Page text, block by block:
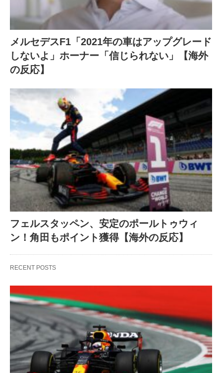
メルセデスF1「2021年の車はアップグレード
しないよ」ホーナー「信じられない」【海外
の反応】
フェルスタッペン、安定のポールトゥウィ
ン！角田もポイント獲得【海外の反応】
RECENT POSTS